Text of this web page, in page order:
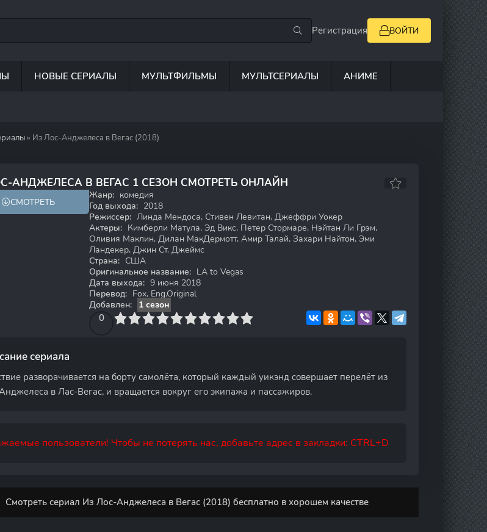
Регистрация ВОЙТИ
НОВЫЕ СЕРИАЛЫ МУЛЬТФИЛЬМЫ МУЛЬТСЕРИАЛЫ АНИМЕ
» Из Лос-Анджелеса в Вегас (2018)
АНДЖЕЛЕСА В ВЕГАС 1 СЕЗОН СМОТРЕТЬ ОНЛАЙН
7.1
СМОТРЕТЬ
Жанр: комедия
Год выхода: 2018
Режиссер: Линда Мендоса, Стивен Левитан, Джеффри Уокер
Актеры: Кимберли Матула, Эд Викс, Петер Стормаре, Нэйтан Ли Грэм,
Оливия Маклин, Дилан МакДермотт, Амир Талай, Захари Найтон, Эми
Ландекер, Джин Ст. Джеймс
Страна: США
Оригинальное название: LA to Vegas
Дата выхода: 9 июня 2018
Перевод: Fox, Eng.Original
Добавлен:
1 сезон
0
4 6 7 8 9 10
сериала
разворачивается на борту самолёта, который каждый уикэнд совершает перелёт из
в Лас-Вегас, и вращается вокруг его экипажа и пассажиров.
пользователи! Чтобы не потерять нас, добавьте адрес в закладки: CTRL+D
Смотреть сериал Из Лос-Анджелеса в Вегас (2018) бесплатно в хорошем качестве